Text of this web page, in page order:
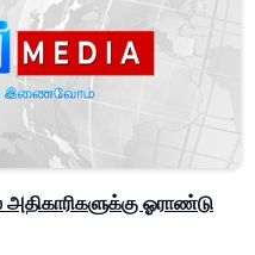
ஓராண்டு